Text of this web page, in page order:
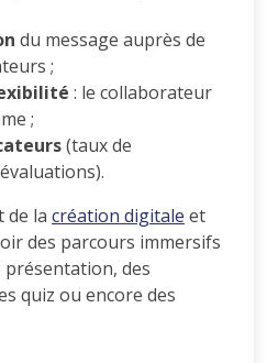
du message auprès de
;
: le collaborateur
;
(taux de
de la création digitale et
des parcours immersifs
présentation, des
quiz ou encore des